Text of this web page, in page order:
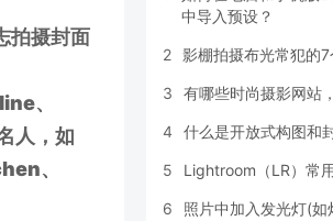
拍摄封面
、
人，如
、
中导入预设？
2 影棚拍摄布光常犯的
3 有哪些时尚摄影网站
4 什么是开放式构图和
5 Lightroom（LR）常
6 照片中加入发光灯(